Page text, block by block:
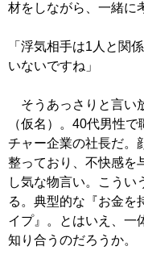
材をしながら、一緒に
「浮気相手は1人と関
いないですね」
そうあっさりと言い
（仮名）。40代男性
チャー企業の社長だ。
整っており、不快感を
し気な物言い。こうい
る。典型的な『お金を
イプ』。とはいえ、一
知り合うのだろうか。